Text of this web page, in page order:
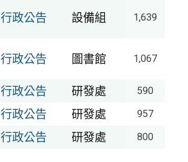
行政公告 設備組 1,639
行政公告 圖書館 1,067
行政公告 研發處 590
行政公告 研發處 957
行政公告 研發處 800